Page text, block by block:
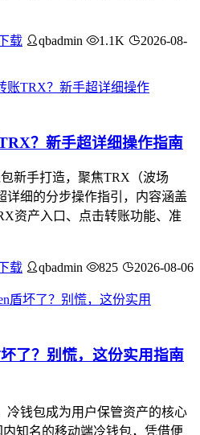
载 qbadmin 1.1K
2026-08-
？新手超详细操作指南
新手打造，聚焦TRX（波场
详细的分步操作指引，内容涵盖
资产入口、点击转账功能、准
载 qbadmin 825 2026-08-06
了？别慌，这份实用指南
冷钱包成为用户保管资产的核心
知名的移动端冷钱包，凭借便